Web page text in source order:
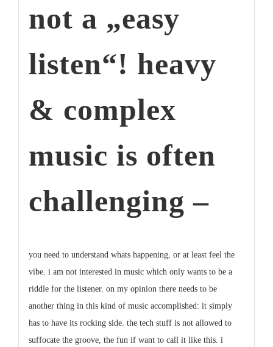
not a „easy
listen“! heavy
& complex
music is often
challenging –
you need to understand whats happening, or at least feel the
vibe. i am not interested in music which only wants to be a
riddle for the listener. on my opinion there needs to be
another thing in this kind of music accomplished: it simply
has to have its rocking side. the tech stuff is not allowed to
suffocate the groove, the fun if want to call it like this. i